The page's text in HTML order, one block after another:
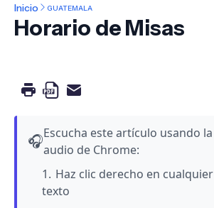
Inicio GUATEMALA
Horario de Misas
🎧Escucha este artículo usando
audio de Chrome:
Haz clic derecho en
texto